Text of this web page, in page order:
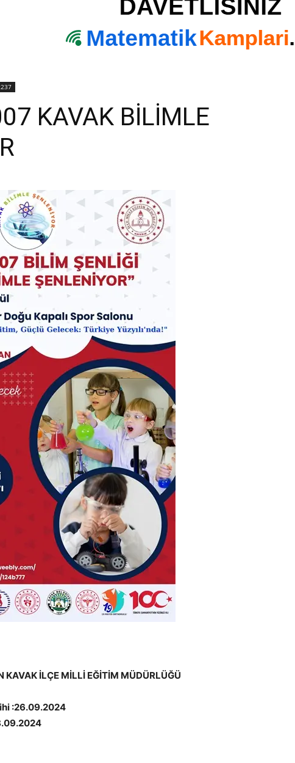
KAVAK BİLİMLE
İLÇE MİLLİ EĞİTİM MÜDÜRLÜĞÜ
:26.09.2024